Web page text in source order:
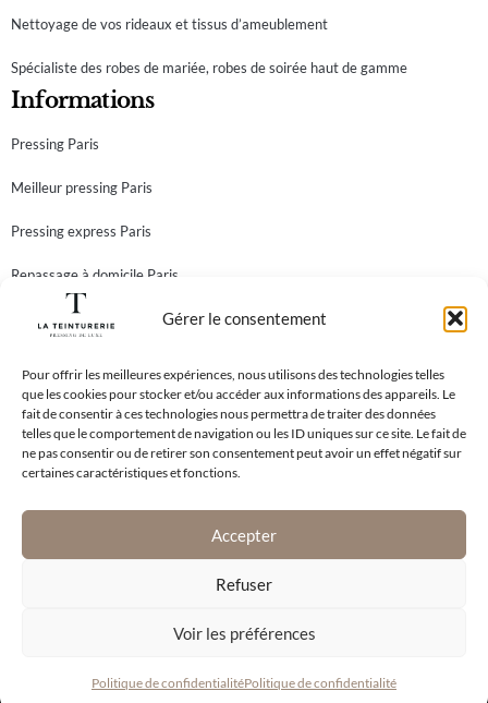
Gérer le consentement
Pour offrir les meilleures expériences, nous utilisons des technologies telles
que les cookies pour stocker et/ou accéder aux informations des appareils. Le
fait de consentir à ces technologies nous permettra de traiter des données
telles que le comportement de navigation ou les ID uniques sur ce site. Le fait de
ne pas consentir ou de retirer son consentement peut avoir un effet négatif sur
certaines caractéristiques et fonctions.
Accepter
Refuser
Voir les préférences
Politique de confidentialitéPolitique de confidentialité
Nettoyage de vos rideaux et tissus d’ameublement
Spécialiste des robes de mariée, robes de soirée haut de gamme
Informations
Pressing Paris
Meilleur pressing Paris
Pressing express Paris
Repassage à domicile Paris
Teinturier Paris
Abonnez-vous à notre newsletter et recevez toutes nos
meilleures offres!
ConfidentialitéMentions légalesCGVs